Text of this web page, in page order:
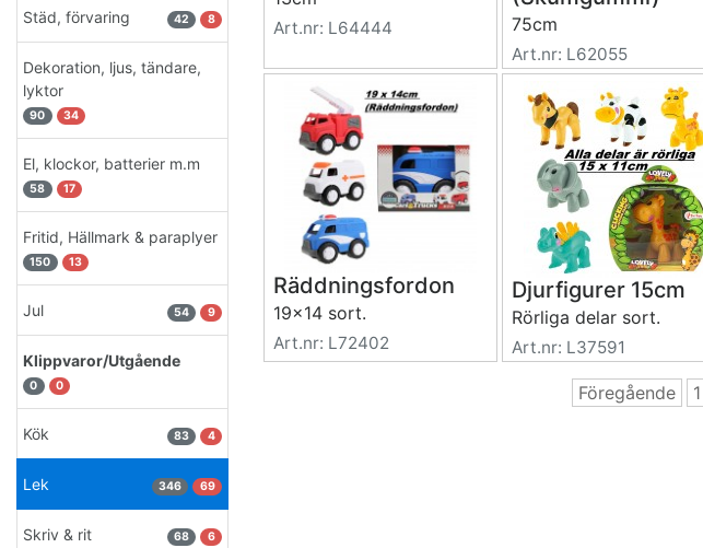
Städ, förvaring 42 8
Dekoration, ljus, tändare,
lyktor
90 34
El, klockor, batterier m.m
58 17
Fritid, Hällmark & paraplyer
150 13
Jul 54 9
Klippvaror/Utgående
0 0
Kök 83 4
Lek 346 69
Skriv & rit 68 6
Art.nr: L64444 75cm
Art.nr: L62055
Räddningsfordon
19x14 sort.
Art.nr: L72402
Djurfigurer 15cm
Rörliga delar sort.
Art.nr: L37591
Föregående 1